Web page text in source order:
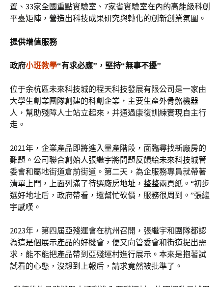
置、33家全國重點實驗室、7家省實驗室在內的高能級科創
平臺矩陣，營造出科技成果研究與轉化的創新創業氛圍。
提供增值服務
政府小班教學“有求必應”，堅持“無事不擾”
位于余杭區未來科技城的程天科技發展有限公司是一家由
大學生創業團隊創建的科創企業，主要生產外骨骼機器
人，幫助殘障人士站立起來，并通過康復訓練實現自主行
走。
2021年，企業產品即將進入量產階段，面臨尋找新廠房的
難題。公司聯合創始人張繼宇將問題反饋給未來科技城管
委會和屬地街道倉前街道。第二天，為企服務專員就帶著
清單上門，上面列滿了待選廠房地址，整整兩頁紙。“初步
選好地址后，政府帶看，還幫忙砍價，服務很周到。”張繼
宇感嘆。
2023年，第四屆亞殘運會在杭州召開，張繼宇和團隊都認
為這是個展示產品的好機會，便又向管委會和街道提出需
求，能不能把產品帶到亞殘運村進行展示。本來是抱著試
試看的心態，沒想到上報后，請求竟然被批準了。